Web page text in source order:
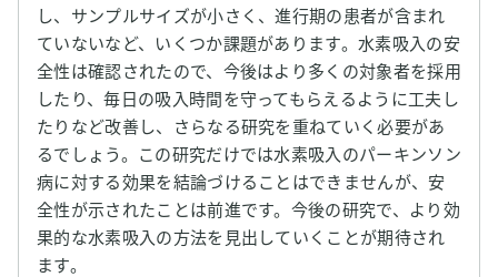
し、サンプルサイズが小さく、進行期の患者が含まれ
ていないなど、いくつか課題があります。水素吸入の安
全性は確認されたので、今後はより多くの対象者を採用
したり、毎日の吸入時間を守ってもらえるように工夫し
たりなど改善し、さらなる研究を重ねていく必要があ
るでしょう。この研究だけでは水素吸入のパーキンソン
病に対する効果を結論づけることはできませんが、安
全性が示されたことは前進です。今後の研究で、より効
果的な水素吸入の方法を見出していくことが期待され
ます。